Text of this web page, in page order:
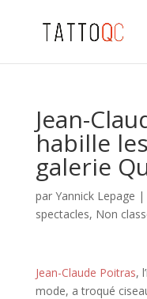
Jean-
habille
galerie
par Yannick Lepage |
spectacles, Non
Jean-Claude Poitras,
mode, a troqué